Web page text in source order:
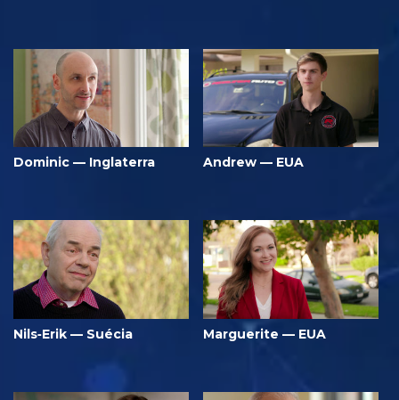
Dominic — Inglaterra Andrew — EUA
Nils‑Erik — Suécia Marguerite — EUA